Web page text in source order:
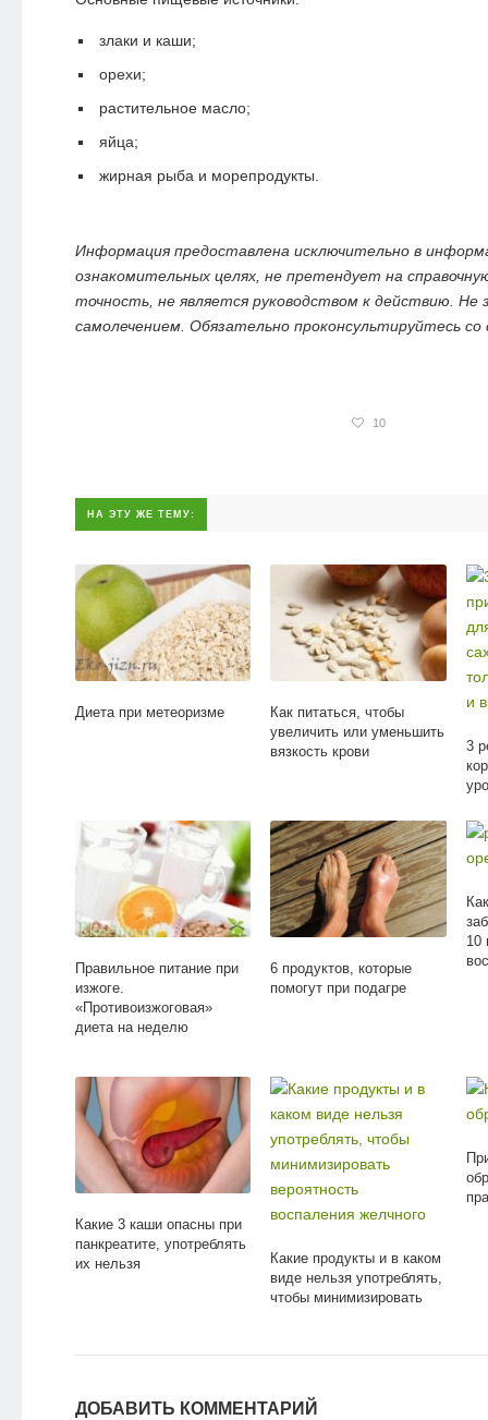
злаки и каши;
орехи;
растительное масло;
яйца;
жирная рыба и морепродукты.
Информация предоставлена исключительно в
ознакомительных целях, не претендует на
точность, не является руководством к действию. Не
самолечением. Обязательно проконсультируйтесь
10
НА ЭТУ ЖЕ ТЕМУ:
Диета при метеоризме
Как питаться, чтобы
увеличить или уменьшить
вязкость крови
3
Правильное питание при
изжоге.
«Противоизжоговая»
диета на неделю
6 продуктов, которые
помогут при подагре
10
Какие 3 каши опасны при
панкреатите, употреблять
их нельзя
Какие продукты и в каком
виде нельзя употреблять,
чтобы минимизировать
ДОБАВИТЬ КОММЕНТАРИЙ